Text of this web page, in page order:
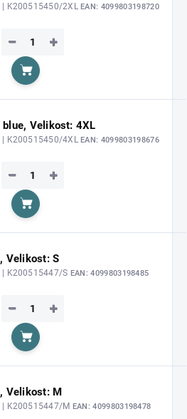
| K200515450/2XLEAN: 4099803198720
+
−
Do košíku
blue, Velikost: 4XL
| K200515450/4XLEAN: 4099803198676
+
−
Do košíku
Velikost: S
| K200515447/S EAN: 4099803198485
+
−
Do košíku
Velikost: M
| K200515447/M EAN: 4099803198478